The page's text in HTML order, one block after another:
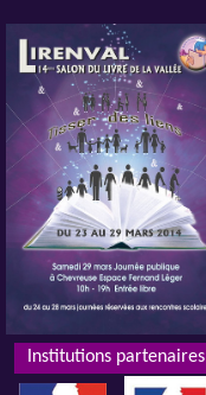
Institutions partenaires
Institutions partenaires